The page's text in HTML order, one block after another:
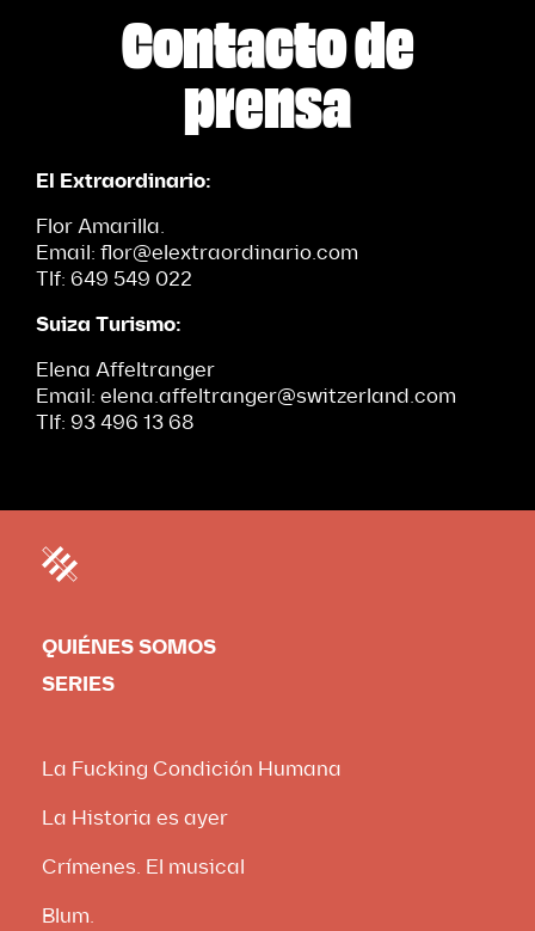
Contacto de
prensa
El Extraordinario:
Flor Amarilla.
Email: flor@elextraordinario.com
Tlf: 649 549 022
Suiza Turismo:
Elena Affeltranger
Email: elena.affeltranger@switzerland.com
Tlf: 93 496 13 68
QUIÉNES SOMOS
SERIES
La Fucking Condición Humana
La Historia es ayer
Crímenes. El musical
Blum.